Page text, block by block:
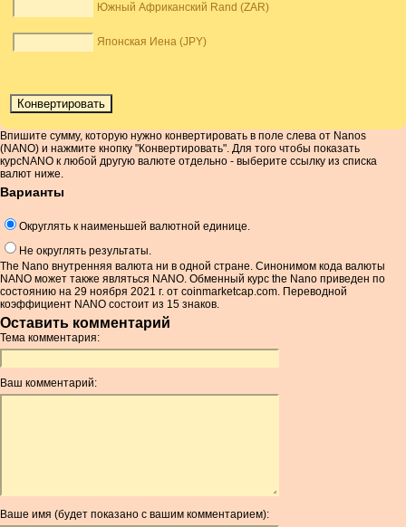
Южный Африканский Rand (ZAR)
Японская Иена (JPY)
Впишите сумму, которую нужно конвертировать в поле слева от Nanos
(NANO) и нажмите кнопку "Конвертировать". Для того чтобы показать
курсNANO к любой другую валюте отдельно - выберите ссылку из списка
валют ниже.
Варианты
Округлять к наименьшей валютной единице.
Не округлять результаты.
The Nano внутренняя валюта ни в одной стране. Синонимом кода валюты
NANO может также являться NANO. Обменный курс the Nano приведен по
состоянию на 29 ноября 2021 г. от coinmarketcap.com. Переводной
коэффициент NANO состоит из 15 знаков.
Оставить комментарий
Тема комментария:
Ваш комментарий:
Ваше имя (будет показано с вашим комментарием):